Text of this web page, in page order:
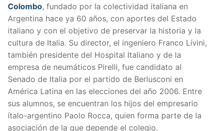
Colombo, fundado por la colectividad italiana en
Argentina hace ya 60 años, con aportes del Estado
italiano y con el objetivo de preservar la historia y la
cultura de Italia. Su director, el ingeniero Franco Lívini,
también presidente del Hospital Italiano y de la
empresa de neumáticos Pirelli, fue candidato al
Senado de Italia por el partido de Berlusconi en
América Latina en las elecciones del año 2006. Entre
sus alumnos, se encuentran los hijos del empresario
ítalo-argentino Paolo Rocca, quien forma parte de la
asociación de la que depende el colegio.